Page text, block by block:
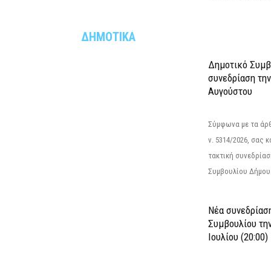
ΔΗΜΟΤΙΚΑ
Δημοτικό
συνεδρίαση
Αυγούστου
Σύμφωνα με τα
ν. 5314/2026, σας
τακτική
Συμβουλίου
Νέα
Συμβουλίου
Ιουλίου (20:00)